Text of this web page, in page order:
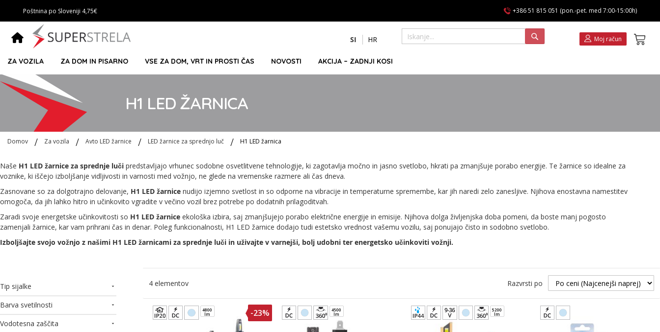
Poštnina po Sloveniji 4,75€ +386 51 815 051 (pon.-pet. med 7:00-15:00h)
na
SI HR Moj račun
ZA VOZILA ZA DOM IN PISARNO VSE ZA DOM, VRT IN PROSTI ČAS NOVOSTI AKCIJA – ZADNJI KOSI
H1 LED ŽARNICA
Domov Za vozila Avto LED žarnice LED žarnice za sprednjo luč H1 LED žarnica
Naše H1 LED žarnice za sprednje luči predstavljajo vrhunec sodobne osvetlitvene tehnologije, ki zagotavlja močno in jasno svetlobo, hkrati pa zmanjšuje porabo energije. Te žarnice so idealne za
voznike, ki iščejo izboljšanje vidljivosti in varnosti med vožnjo, ne glede na vremenske razmere ali čas dneva.
Zasnovane so za dolgotrajno delovanje, H1 LED žarnice nudijo izjemno svetlost in so odporne na vibracije in temperaturne spremembe, kar jih naredi zelo zanesljive. Njihova enostavna namestitev
omogoča, da jih lahko hitro in učinkovito vgradite v večino vozil brez potrebe po dodatnih prilagoditvah.
Zaradi svoje energetske učinkovitosti so H1 LED žarnice ekološka izbira, saj zmanjšujejo porabo električne energije in emisije. Njihova dolga življenjska doba pomeni, da boste manj pogosto
zamenjali žarnice, kar vam prihrani čas in denar. Poleg funkcionalnosti, H1 LED žarnice dodajo tudi estetsko vrednost vašemu vozilu, saj ponujajo čisto in sodobno svetlobo.
Izboljšajte svojo vožnjo z našimi H1 LED žarnicami za sprednje luči in uživajte v varnejši, bolj udobni ter energetsko učinkoviti vožnji.
4 elementov Razvrsti po
4800
lm
-23%
4500
lm
5200
lm
Tip sijalke
Barva svetilnosti
Vodotesna zaščita